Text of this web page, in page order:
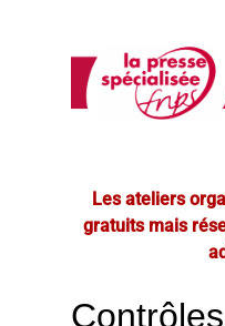
Les ateliers
gratuits mais